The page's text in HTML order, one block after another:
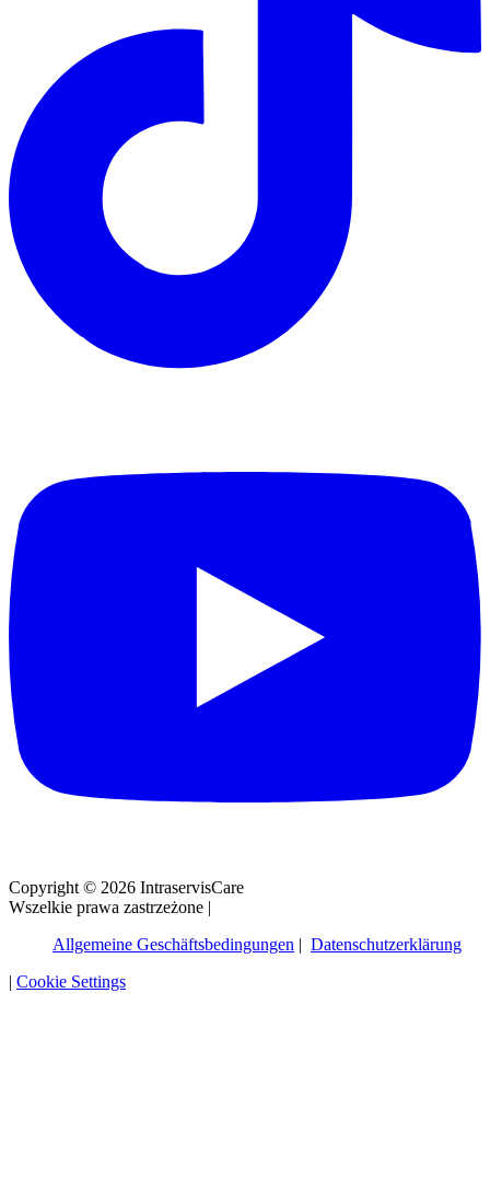
Copyright © 2026 IntraservisCare
Wszelkie prawa zastrzeżone |
Allgemeine Geschäftsbedingungen
Datenschutzerklärung
| Cookie Settings